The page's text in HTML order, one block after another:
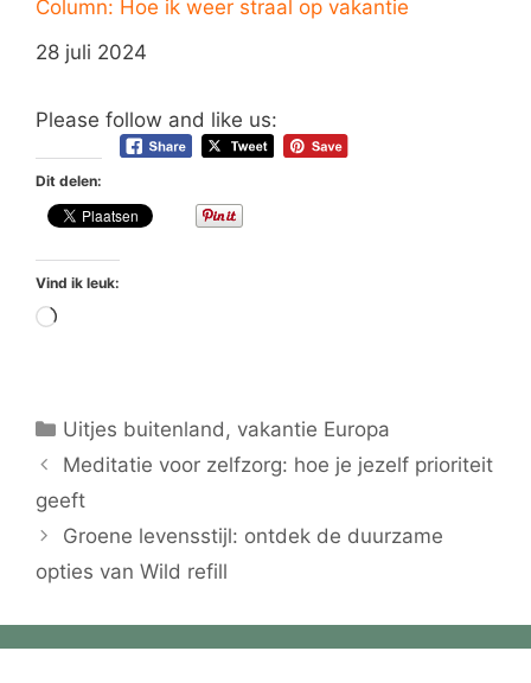
Column: Hoe ik weer straal op vakantie
Datum
28 juli 2024
Please follow and like us:
Dit delen:
Vind ik leuk:
Aan
Categorieën
Uitjes buitenland, vakantie Europa
Meditatie voor zelfzorg: hoe je jezelf prioriteit
geeft
Groene levensstijl: ontdek de duurzame
opties van Wild refill